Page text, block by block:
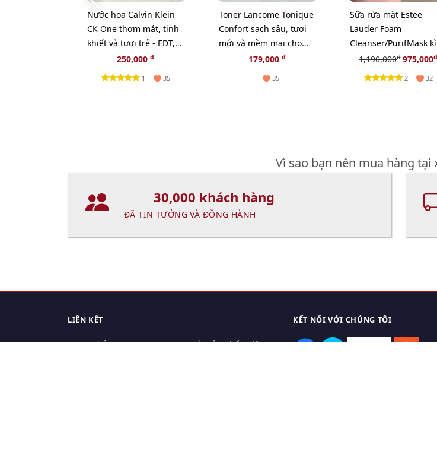
Nước hoa Calvin Klein
CK One thơm mát, tinh
khiết và tươi trẻ - EDT,
15ml (Fullbox)
250,000đ
1 35
Toner Lancome Tonique
Confort sạch sâu, tươi
mới và mềm mại cho
làn da, 50ml
179,000 đ
35
Sữa rửa mặt Estee
Lauder Foam
Cleanser/PurifMask
dầu, ráo mịn, 150ml
1,190,000đ975,000đ
2 32
Vì sao bạn nên mua hàng tại
30,000 khách hàng
ĐÃ TIN TƯỞNG VÀ ĐỒNG HÀNH
LIÊN KẾT
Trang chủ
Các sản phẩm đã
KẾT NỐI VỚI CHÚNG TÔI